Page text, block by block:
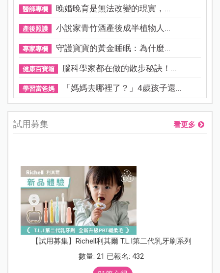
醫師專欄 晚婚晚育是無法改變的現實，...
產後照護 小說家青竹酒產後成半植物人...
專家專欄 守護寶寶的黃金睡眠：為什麼...
健康百寶箱 腦科學家都在做的散步秘訣！...
學習當爸媽 「媽媽去哪裡了？」4歲孩子還...
試用募集 看更多
【試用募集】Richell利其爾 T.L.I第二代乳牙刷系列
數量: 21 已報名: 432